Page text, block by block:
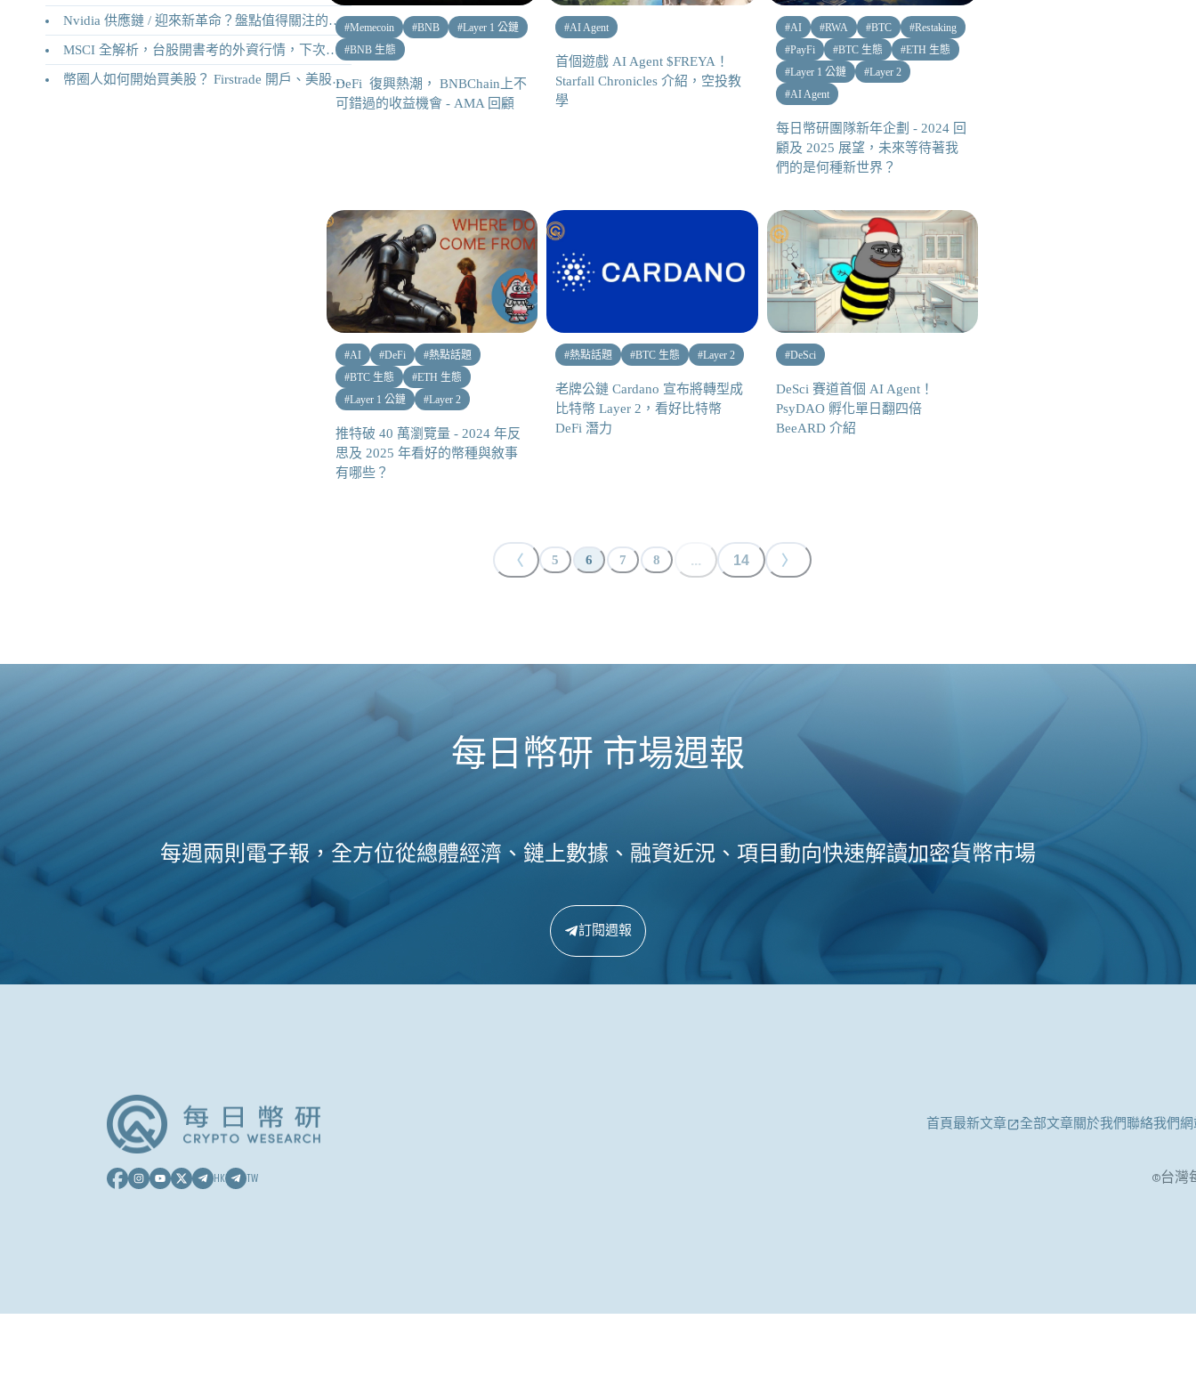
Nvidia 供應鏈 / 迎來新革命？盤點值得關注的二十家供應鏈企業
MSCI 全解析，台股開書考的外資行情，下次調整你準備好了嗎？
幣圈人如何開始買美股？ Firstrade 開戶、美股交易機制完整教學
#Memecoin #BNB #Layer 1 公鏈
#BNB 生態
DeFi 復興熱潮， BNBChain上不
可錯過的收益機會 - AMA 回顧
#AI Agent
首個遊戲 AI Agent $FREYA！
Starfall Chronicles 介紹，空投教
學
#AI #RWA #BTC #Restaking
#PayFi #BTC 生態 #ETH 生態
#Layer 1 公鏈 #Layer 2
#AI Agent
每日幣研團隊新年企劃 - 2024 回
顧及 2025 展望，未來等待著我
們的是何種新世界？
#AI #DeFi #熱點話題
#BTC 生態 #ETH 生態
#Layer 1 公鏈 #Layer 2
推特破 40 萬瀏覽量 - 2024 年反
思及 2025 年看好的幣種與敘事
有哪些？
#熱點話題 #BTC 生態 #Layer 2
老牌公鏈 Cardano 宣布將轉型成
比特幣 Layer 2，看好比特幣
DeFi 潛力
#DeSci
DeSci 賽道首個 AI Agent！
PsyDAO 孵化單日翻四倍
BeeARD 介紹
〈 5 6 7 8 ... 14 〉
每日幣研 市場週報
每週兩則電子報，全方位從總體經濟、鏈上數據、融資近況、項目動向快速解讀加密貨幣市場
訂閱週報
首頁最新文章 全部文章關於我們聯絡我們
HK TW ©台灣